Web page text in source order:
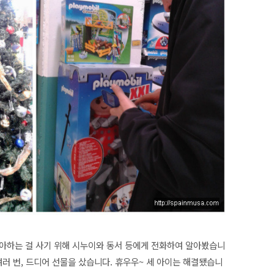
하는 걸 사기 위해 시누이와 동서 등에게 전화하여 알아봤습니
번, 드디어 선물을 샀습니다. 휴우우~ 세 아이는 해결됐습니